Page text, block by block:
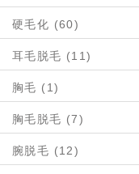
硬毛化 (60)
耳毛脱毛 (11)
胸毛 (1)
胸毛脱毛 (7)
腕脱毛 (12)